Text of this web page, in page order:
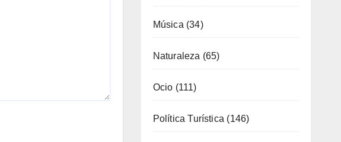
Música(34)
Naturaleza (65)
Ocio (111)
Política Turística (146)